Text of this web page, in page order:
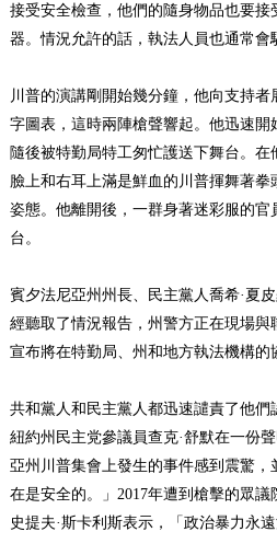
接受安全檢查，他們的隨身物品也要
器。情況允許的話，執法人員也通常會
川普的演講剛開始幾分鐘，他向支持
字圖表，這時兩陣槍聲響起。他迅速
隨後被特勤局特工匆忙護送下舞台。
臉上和右耳上滿是鮮血的川普揮舞著
姿態。他離開後，一群身著迷彩服的
台。
賓夕法尼亞州州長、民主黨人喬希·夏
經聽取了情況報告，州警方正在現場
宣布將在特勤局、州和地方執法機構的
共和黨人和民主黨人都迅速譴責了他
紐約州民主党參議員查克·舒默在一份
亞州川普集會上發生的事件感到震驚
在是安全的。」2017年遭到槍擊的眾
史提夫·斯卡利斯表示，「政治暴力永